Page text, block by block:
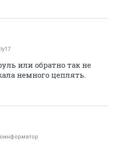
или обратно так не
немного цеплять.